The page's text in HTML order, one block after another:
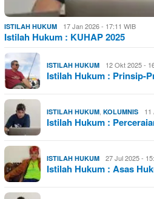
ISTILAH HUKUM 17 Jan 2026 - 17:11 WIB
Istilah Hukum : KUHAP 2025
ISTILAH HUKUM 12 Okt 2025 -
Istilah Hukum : Prinsip-
ISTILAH HUKUM, KOLUMNIS 11
Istilah Hukum :
ISTILAH HUKUM 27 Jul 2025 -
Istilah Hukum : Asas